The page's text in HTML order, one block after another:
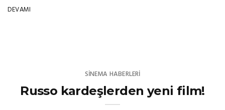
DEVAMI
SINEMA HABERLERI
Russo kardeşlerden yeni film!